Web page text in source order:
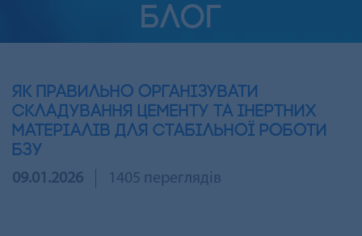
БЛОГ
Як правильно організувати
складування цементу та інертних
матеріалів для стабільної роботи
БЗУ
09.01.2026 1405 переглядів